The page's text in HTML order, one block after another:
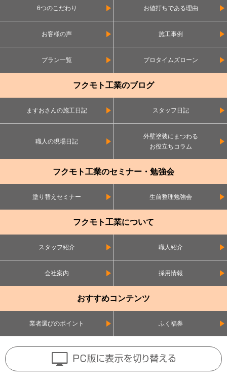
6つのこだわり お値打ちである理由
お客様の声 施工事例
プラン一覧 プロタイムズローン
フクモト工業のブログ
ますおさんの施工日記 スタッフ日記
職人の現場日記
外壁塗装にまつわる
お役立ちコラム
フクモト工業のセミナー・勉強会
塗り替えセミナー 生前整理勉強会
フクモト工業について
スタッフ紹介 職人紹介
会社案内 採用情報
おすすめコンテンツ
業者選びのポイント ふく福券